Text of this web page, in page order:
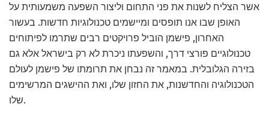
אשר הצליח לשנות את פני התחום וליצור השפעה משמעותית על
האופן שבו אנו תופסים ומיישמים טכנולוגיות חדשות. בעשור
האחרון, פישמן הוביל פרויקטים רבים שתרמו לפיתוחים
טכנולוגיים פורצי דרך, והשפעתו ניכרת לא רק בישראל אלא גם
בזירה הגלובלית. במאמר זה נבחן את תרומתו של פישמן לעולם
הטכנולוגיה והחדשנות, את החזון שלו, ואת ההישגים המרשימים
שלו.